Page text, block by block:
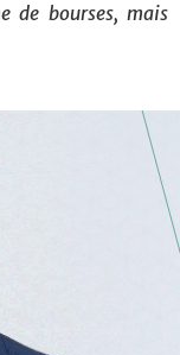
de bourses, mais